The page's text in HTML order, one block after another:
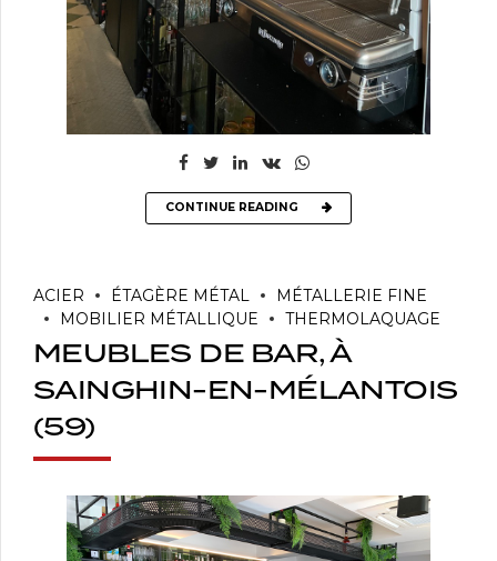
CONTINUE READING
ACIER ÉTAGÈRE MÉTAL
MÉTALLERIE FINE
MOBILIER MÉTALLIQUE
THERMOLAQUAGE
MEUBLES DE BAR, À
SAINGHIN-EN-MÉLANTOIS
(59)